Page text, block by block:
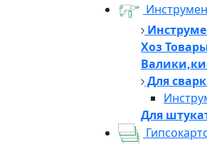
Хоз
Для
Для